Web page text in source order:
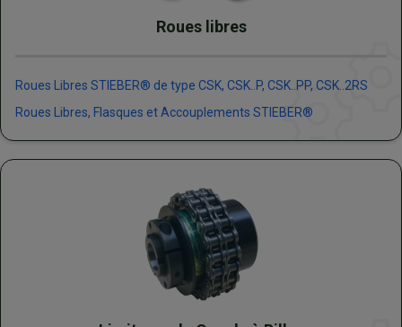
Roues libres
Roues Libres STIEBER® de type CSK, CSK..P, CSK..PP, CSK..2RS
Roues Libres, Flasques et Accouplements STIEBER®